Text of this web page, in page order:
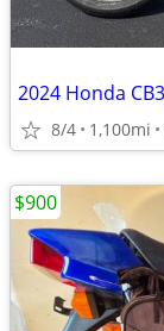
2024 Honda
8/4 1,100mi
$900